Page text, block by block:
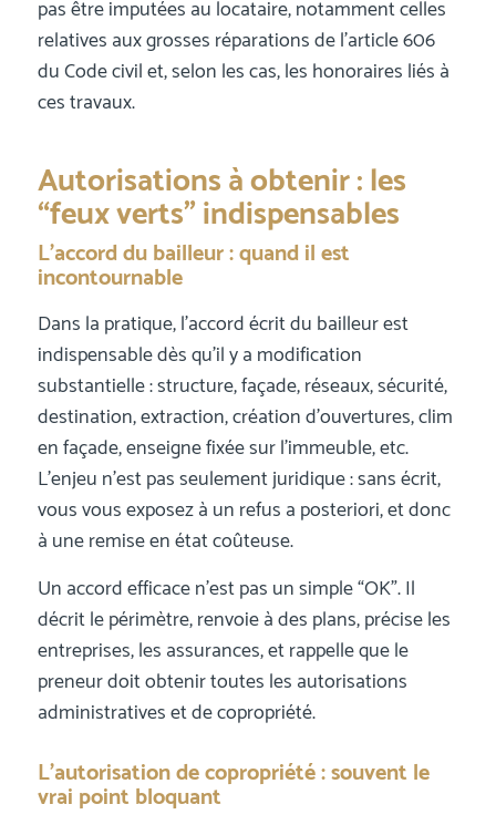
pas être imputées au locataire, notamment celles
relatives aux grosses réparations de l’article 606
du Code civil et, selon les cas, les honoraires liés à
ces travaux.
Autorisations à obtenir : les
“feux verts” indispensables
L’accord du bailleur : quand il est
incontournable
Dans la pratique, l’accord écrit du bailleur est
indispensable dès qu’il y a modification
substantielle : structure, façade, réseaux, sécurité,
destination, extraction, création d’ouvertures, clim
en façade, enseigne fixée sur l’immeuble, etc.
L’enjeu n’est pas seulement juridique : sans écrit,
vous vous exposez à un refus a posteriori, et donc
à une remise en état coûteuse.
Un accord efficace n’est pas un simple “OK”. Il
décrit le périmètre, renvoie à des plans, précise les
entreprises, les assurances, et rappelle que le
preneur doit obtenir toutes les autorisations
administratives et de copropriété.
L’autorisation de copropriété : souvent le
vrai point bloquant